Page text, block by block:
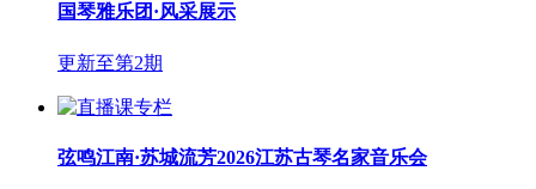
国琴雅乐团·风采展示
更新至第2期
弦鸣江南·苏城流芳2026江苏古琴名家音乐会